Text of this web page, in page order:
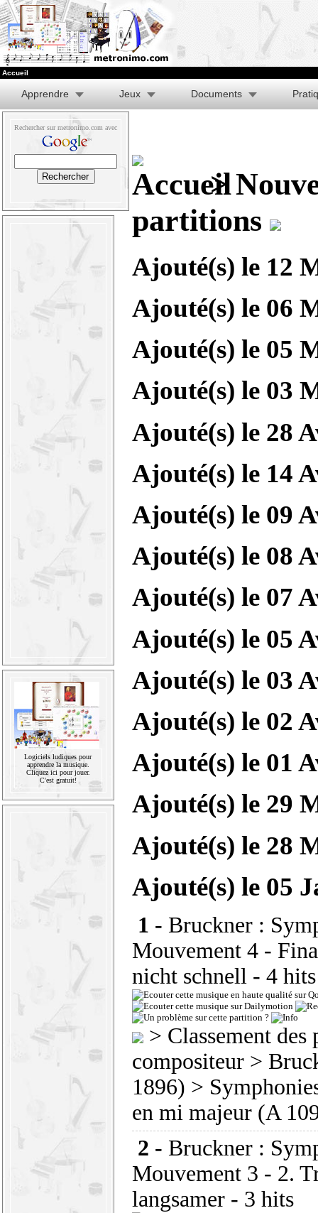
Accueil
Apprendre Jeux Documents
Rechercher sur metronimo.com avec
Logiciels ludiques pour
apprendre la musique.
Cliquez ici pour jouer.
C'est gratuit!
>
partitions
Ajouté(s) le 12
Ajouté(s) le 06
Ajouté(s) le 05
Ajouté(s) le 03
Ajouté(s) le 28
Ajouté(s) le 14
Ajouté(s) le 09
Ajouté(s) le 08
Ajouté(s) le 07
Ajouté(s) le 05
Ajouté(s) le 03
Ajouté(s) le 02
Ajouté(s) le 01
Ajouté(s) le 29
Ajouté(s) le 28
Ajouté(s) le 05
1 - Bruckner :
Mouvement 4 -
nicht schnell - 4
> Classement
compositeur >
1896) >
en mi majeur (A
2 - Bruckner :
Mouvement 3 - 2.
langsamer - 3 hits